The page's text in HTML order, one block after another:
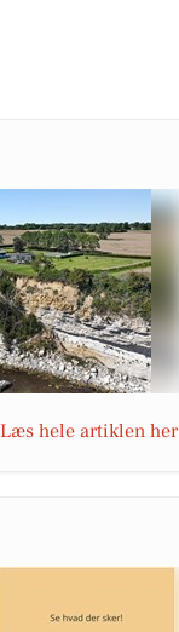
Læs hele artiklen her